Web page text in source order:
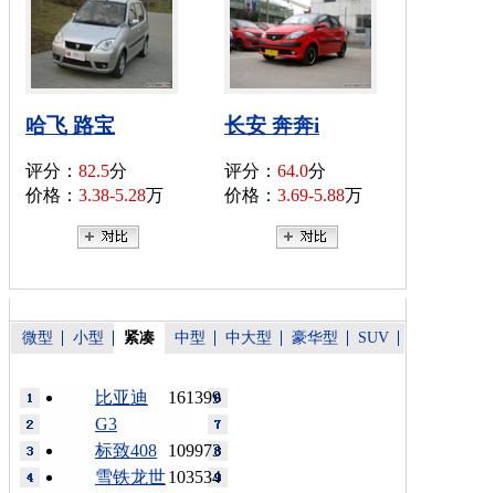
哈飞 路宝
评分： 82.5分
价格： 3.38-5.28万
长安 奔奔i
评分： 64.0分
价格： 3.69-5.88万
微型 小型 紧凑 中型 中大型 豪华型 SUV
161399
比亚迪
G3
109973
标致408
103534
雪铁龙世